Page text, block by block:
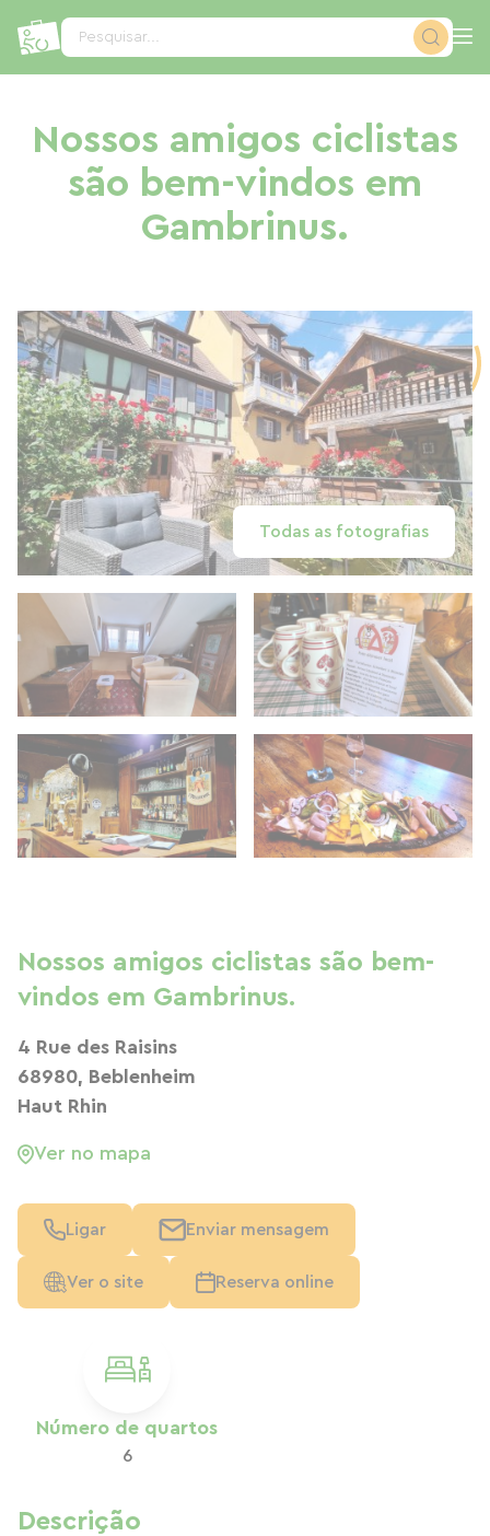
Pesquisar...
Nossos amigos ciclistas
são bem-vindos em
Gambrinus.
Todas as fotografias
Número de quartos
6
Descrição
Nossos amigos ciclistas são bem-
vindos em Gambrinus.
4 Rue des Raisins
68980, Beblenheim
Haut Rhin
Ver no mapa
Ligar Enviar mensagem
Ver o site Reserva online
Painel de Gerenciamento de Cookies